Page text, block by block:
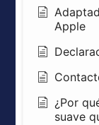
Apple
¿Por
suave